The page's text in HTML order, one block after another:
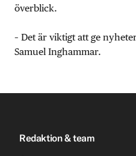
överblick.
– Det är viktigt att ge
Samuel Inghammar.
Redaktion & team